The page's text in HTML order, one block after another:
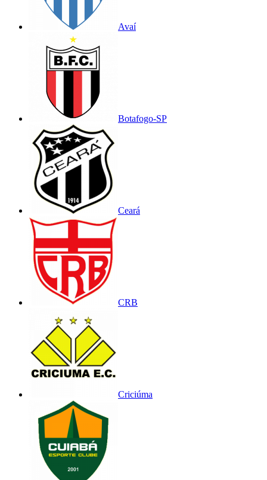
Avaí
Botafogo-SP
Ceará
CRB
Criciúma